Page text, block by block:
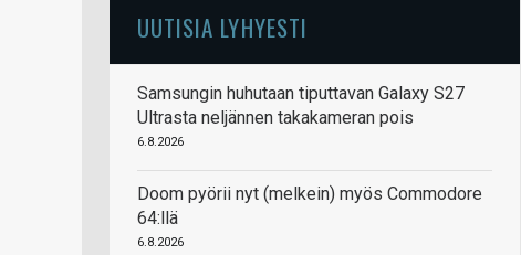
UUTISIA LYHYESTI
Samsungin huhutaan tiputtavan Galaxy S27
Ultrasta neljännen takakameran pois
6.8.2026
Doom pyörii nyt (melkein) myös Commodore
64:llä
6.8.2026